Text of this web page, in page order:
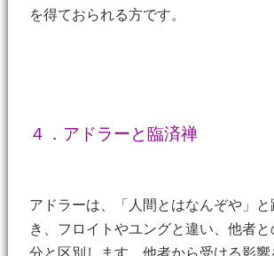
を得ておられる方です。
４．アドラーと臨済禅
アドラーは、「人間とはなんぞや」と
き、フロイトやユングと違い、他者と
分と区別します。他者から受ける影響